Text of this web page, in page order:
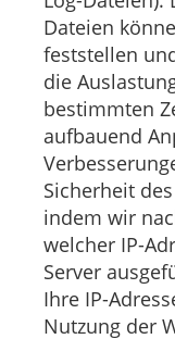
Dateien
feststellen
die
bestimmten
aufbauend
Sicherheit
indem wir
welcher IP-
Server
Ihre IP-
Nutzung der